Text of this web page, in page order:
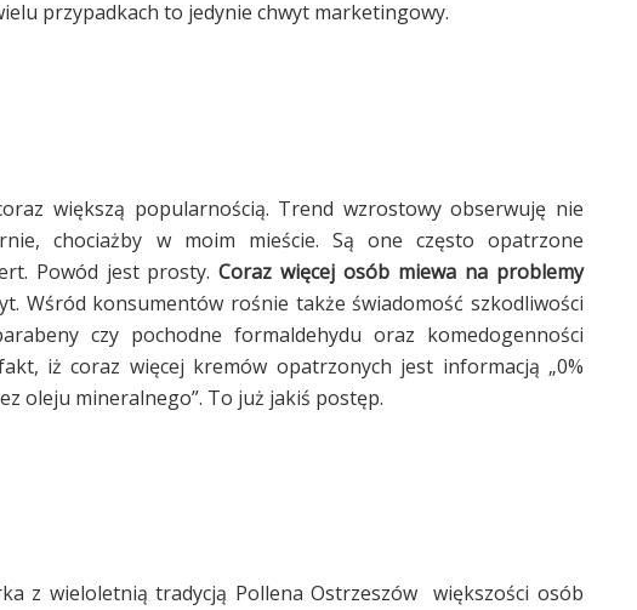
przypadkach to jedynie chwyt marketingowy.
większą popularnością. Trend wzrostowy obserwuję nie
chociażby w moim mieście. Są one często opatrzone
Powód jest prosty.Coraz więcej osób miewa na problemy
Wśród konsumentów rośnie także świadomość szkodliwości
czy pochodne formaldehydu oraz komedogenności
iż coraz więcej kremów opatrzonych jest informacją „0%
oleju mineralnego”. To już jakiś postęp.
z wieloletnią tradycją Pollena Ostrzeszów większości osób